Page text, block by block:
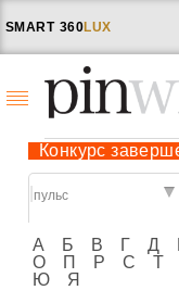
SMART 360LUX
Конкурс
А Б В Г Д
О
П Р С Т
Ю
Я